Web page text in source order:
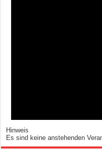
Hinweis
Es sind keine anstehenden